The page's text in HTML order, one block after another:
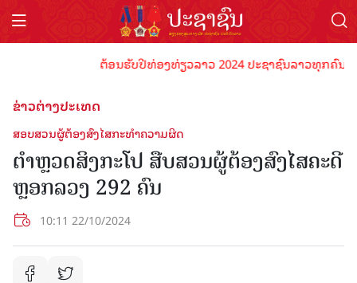
ຕ້ອນຮັບປີທ່ອງທ່ຽວລາວ 2024 ປະຊາຊົນລາວທຸກຄົນຈົ່
ຂ່າວຕ່າງປະເທດ
ສອບສວນຜູ້ຕ້ອງສົງໄສກະທໍາຄວາມຜິດ
ຕຳຫຼວດສິງກະໂປ ສືບສວນຜູ້ຕ້ອງສົງໄສຄະດີ
ຫຼອກລວງ 292 ຄົນ
10:11 22/10/2024